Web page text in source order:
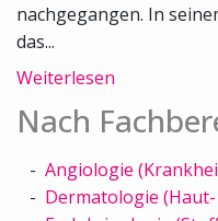
nachgegangen. In
das...
Weiterlesen
Nach
Angiologie
Dermatologie